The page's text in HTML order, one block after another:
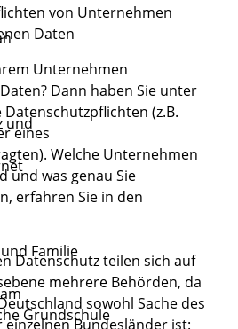
und
Familie
Grundschule
von Unternehmen
Daten
Unternehmen
Dann haben Sie unter
(z.B.
eines
Welche Unternehmen
und was genau Sie
erfahren Sie in den
Datenschutz teilen sich auf
mehrere Behörden, da
sowohl Sache des
einzelnen Bundesländer ist: